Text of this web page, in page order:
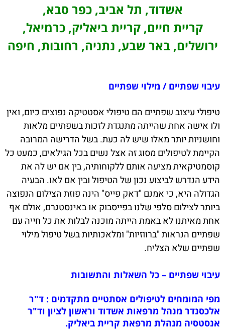
אשדוד, תל אביב, כפר סבא,
קריית חיים, קריית ביאליק, כרמיאל,
ירושלים, באר שבע, נתניה, רחובות, חיפה
עיבוי שפתיים / מילוי שפתיים
טיפולי עיצוב שפתיים הם טיפולי אסטטיקה נפוצים כיום, ואין
ולו אישה אחת שהייתה מתנגדת לזכות בשפתיים מלאות
וחושניות יותר מאלו שיש לה כעת. בשל הדרישה המרובה
הקיימת לטיפולים מסוג זה אצל נשים בכל הגילאים, כמעט כל
קוסמטיקאית מציעה אותם ללקוחותיה, בין אם יש לה את
הידע הנדרש לביצוע נכון של הטיפול ובין אם לאו. הבעיה
הגדולה היא, כי אמנם "דאק פייס" הינה פוזת הצילום הנפוצה
ביותר לצילום סלפי שלנו בפייסבוק או באינסטגרם, אולם אף
אחת מאיתנו לא באמת הייתה מוכנה לבלות את כל חייה עם
שפתיים הנראות "ברווזיות" ומלאכותיות בשל טיפול מילוי
שפתיים שלא הצליח.
עיבוי שפתיים – כל השאלות והתשובות
מפי המומחים לטיפולים אסתטיים מתקדמים : ד"ר
אלכסנדר מנהל מרפאות אשדוד וראשון לציון וד"ר
אנסטסיה מנהלת מרפאת קריית ביאליק.